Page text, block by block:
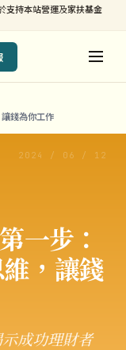
支持本站營運及家扶基金
錢為你工作
2024 / 06 / 12
一步：
，讓錢
成功理財者